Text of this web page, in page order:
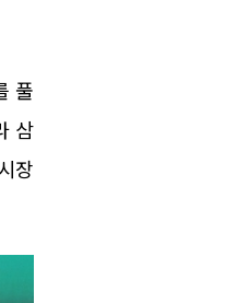
풀
삼
장